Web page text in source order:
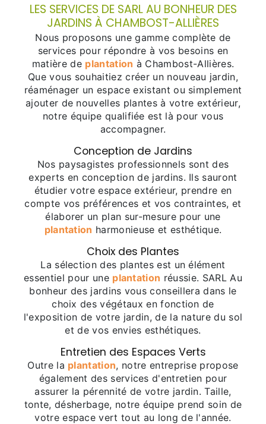
LES SERVICES DE SARL AU BONHEUR DES
JARDINS À CHAMBOST-ALLIÈRES
Nous proposons une gamme complète de
services pour répondre à vos besoins en
matière de plantation à Chambost-Allières.
Que vous souhaitiez créer un nouveau jardin,
réaménager un espace existant ou simplement
ajouter de nouvelles plantes à votre extérieur,
notre équipe qualifiée est là pour vous
accompagner.
Conception de Jardins
Nos paysagistes professionnels sont des
experts en conception de jardins. Ils sauront
étudier votre espace extérieur, prendre en
compte vos préférences et vos contraintes, et
élaborer un plan sur-mesure pour une
plantation harmonieuse et esthétique.
Choix des Plantes
La sélection des plantes est un élément
essentiel pour une plantation réussie. SARL Au
bonheur des jardins vous conseillera dans le
choix des végétaux en fonction de
l'exposition de votre jardin, de la nature du sol
et de vos envies esthétiques.
Entretien des Espaces Verts
Outre la plantation, notre entreprise propose
également des services d'entretien pour
assurer la pérennité de votre jardin. Taille,
tonte, désherbage, notre équipe prend soin de
votre espace vert tout au long de l'année.